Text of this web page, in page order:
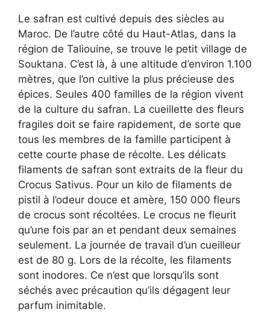
Le safran est cultivé depuis des siècles au
Maroc. De l’autre côté du Haut-Atlas, dans la
région de Taliouine, se trouve le petit village de
Souktana. C’est là, à une altitude d’environ 1.100
mètres, que l’on cultive la plus précieuse des
épices. Seules 400 familles de la région vivent
de la culture du safran. La cueillette des fleurs
fragiles doit se faire rapidement, de sorte que
tous les membres de la famille participent à
cette courte phase de récolte. Les délicats
filaments de safran sont extraits de la fleur du
Crocus Sativus. Pour un kilo de filaments de
pistil à l’odeur douce et amère, 150 000 fleurs
de crocus sont récoltées. Le crocus ne fleurit
qu’une fois par an et pendant deux semaines
seulement. La journée de travail d’un cueilleur
est de 80 g. Lors de la récolte, les filaments
sont inodores. Ce n’est que lorsqu’ils sont
séchés avec précaution qu’ils dégagent leur
parfum inimitable.